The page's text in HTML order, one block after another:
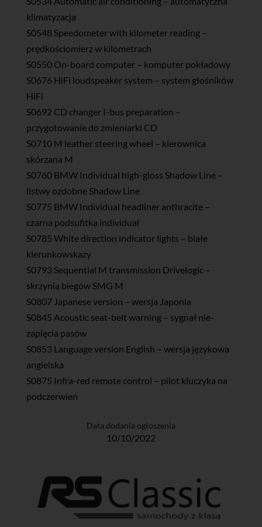
klimatyzacja
S0548 Speedometer with kilometer reading –
prędkościomierz w kilometrach
S0550 On-board computer – komputer pokładowy
S0676 HiFi loudspeaker system – system głośników
HiFi
S0692 CD changer I-bus preparation –
przygotowanie do zmieniarki CD
S0710 M leather steering wheel – kierownica
skórzana M
S0760 BMW Individual high-gloss Shadow Line –
listwy ozdobne Shadow Line
S0775 BMW Individual headliner anthracite –
czarna podsufitka individual
S0785 White direction indicator lights – białe
kierunkowskazy
S0793 Sequential M transmission Drivelogic –
skrzynia biegów SMG M
S0807 Japanese version – wersja Japonia
S0845 Acoustic seat-belt warning – sygnał nie-
zapięcia pasów
S0853 Language version English – wersja językowa
angielska
S0875 Infra-red remote control – pilot kluczyka na
podczerwień
Data dodania ogłoszenia
10/10/2022